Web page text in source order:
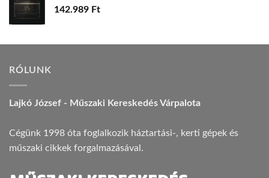
142.989 Ft
RÓLUNK
Lajkó József - Műszaki Kereskedés Várpalota
Cégünk 1998 óta foglalkozik háztartási-, kerti gépek és
műszaki cikkek forgalmazásával.